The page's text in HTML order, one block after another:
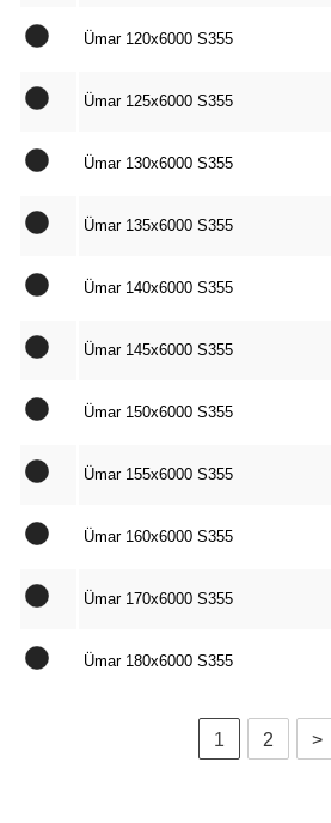
Ümar 120x6000 S355
Ümar 125x6000 S355
Ümar 130x6000 S355
Ümar 135x6000 S355
Ümar 140x6000 S355
Ümar 145x6000 S355
Ümar 150x6000 S355
Ümar 155x6000 S355
Ümar 160x6000 S355
Ümar 170x6000 S355
Ümar 180x6000 S355
1 2 >